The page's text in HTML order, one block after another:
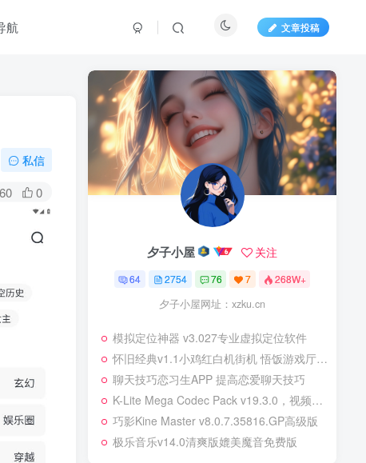
航 文章投稿
私信
0
夕子小屋 关注
64 2754 76 7 268W+
夕子小屋网址：xzku.cn
模拟定位神器 v3.027专业虚拟定位软件
怀旧经典v1.1小鸡红白机街机 悟饭游戏厅霸王的大陆
聊天技巧恋习生APP 提高恋爱聊天技巧
K-Lite Mega Codec Pack v19.3.0，视频解码全能王，畅享高清！
巧影Kine Master v8.0.7.35816.GP高级版
极乐音乐v14.0清爽版媲美魔音免费版